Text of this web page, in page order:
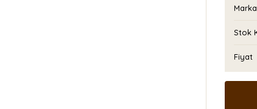
Marka
Stok
Fiyat